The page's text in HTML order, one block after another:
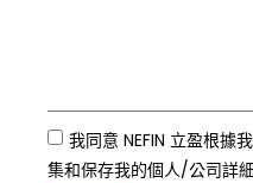
我同意 NEFIN 立盈根據
集和保存我的個人/公司詳